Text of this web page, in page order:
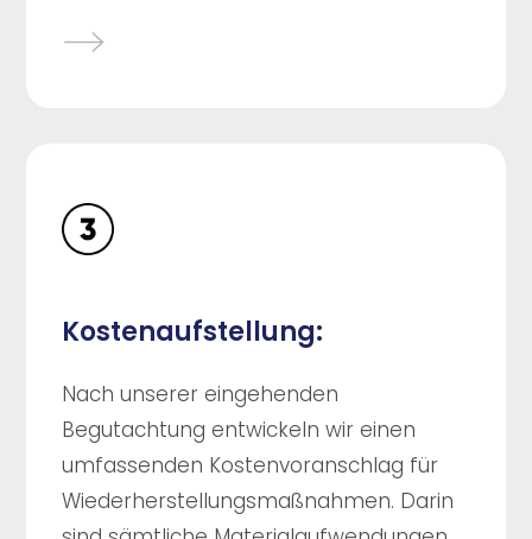
Kostenaufstellung:
Nach unserer eingehenden
Begutachtung entwickeln wir einen
umfassenden Kostenvoranschlag für
Wiederherstellungsmaßnahmen. Darin